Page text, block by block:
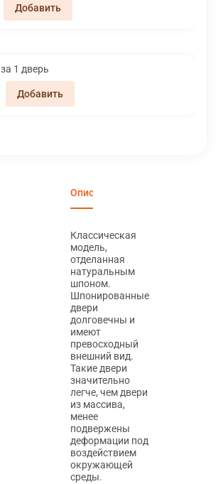
Установка за 1 дверь
Описание
Классическая
модель,
отделанная
натуральным
шпоном.
Шпонированные
двери
долговечны и
имеют
превосходный
внешний вид.
Такие двери
значительно
легче, чем двери
из массива,
менее
подвержены
деформации под
воздействием
окружающей
среды.